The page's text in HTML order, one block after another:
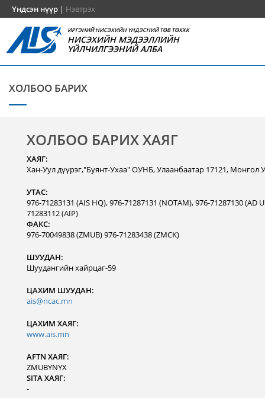
Үндсэн нүүр | Нэвтрэх
ИРГЭНИЙ НИСЭХИЙН ҮНДЭСНИЙ ТӨВ ТӨХХК
НИСЭХИЙН МЭДЭЭЛЛИЙН
ҮЙЛЧИЛГЭЭНИЙ АЛБА
ХОЛБОО БАРИХ
ХОЛБОО БАРИХ ХАЯГ
ХАЯГ:
Хан-Уул дүүрэг,"Буянт-Ухаа" ОУНБ, Улаанбаатар 17121, Монгол
УТАС:
976-71283131 (AIS HQ), 976-71287131 (NOTAM), 976-71287130 (AD
71283112 (AIP)
ФАКС:
976-70049838 (ZMUB) 976-71283438 (ZMCK)
ШУУДАН:
Шуудангийн хайрцаг-59
ЦАХИМ ШУУДАН:
ais@ncac.mn
ЦАХИМ ХАЯГ:
www.ais.mn
AFTN ХАЯГ:
ZMUBYNYX
SITA ХАЯГ:
-